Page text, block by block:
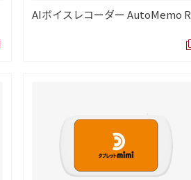
AIボイスレコーダー AutoMemo R